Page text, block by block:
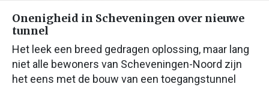
Onenigheid in Scheveningen over nieuwe
tunnel
Het leek een breed gedragen oplossing, maar lang
niet alle bewoners van Scheveningen-Noord zijn
het eens met de bouw van een toegangstunnel